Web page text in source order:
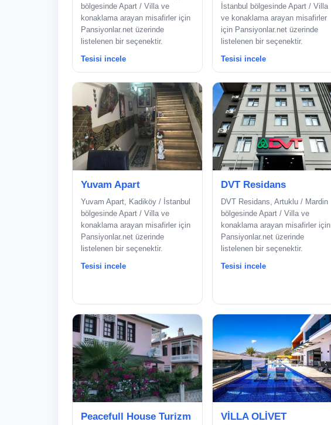
bölgesinde Apart / Villa ve
konaklama arayan misafirler için
Pansiyonlar.net üzerinde
listelenen bir seçenektir.
Tesisi incele
İstanbul bölgesinde Apart / Villa
ve konaklama arayan misafirler
için Pansiyonlar.net üzerinde
listelenen bir seçenektir.
Tesisi incele
Yuvam Apart
Yuvam Apart, Kadiköy / İstanbul
bölgesinde Apart / Villa ve
konaklama arayan misafirler için
Pansiyonlar.net üzerinde
listelenen bir seçenektir.
Tesisi incele
DVT Residans
DVT Residans, Artuklu / Mardin
bölgesinde Apart / Villa ve
konaklama arayan misafirler için
Pansiyonlar.net üzerinde
listelenen bir seçenektir.
Tesisi incele
Peacefull House Turizm VİLLA OLİVET